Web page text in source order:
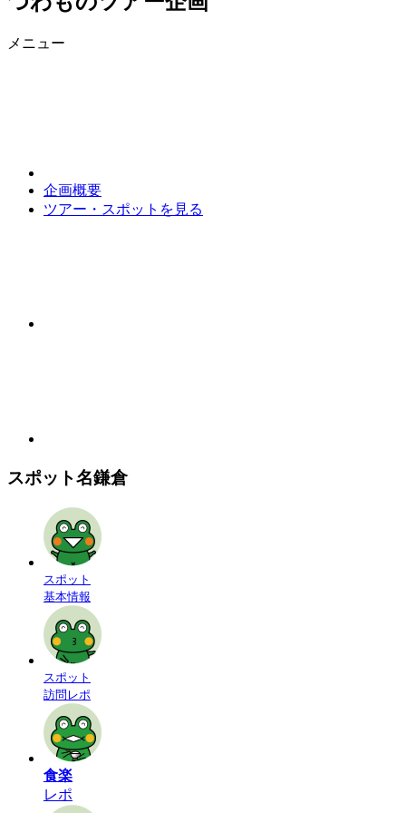
メニュー
企画概要
ツアー・スポットを見る
スポット名鎌倉
スポット
基本情報
スポット
訪問レポ
食楽
レポ